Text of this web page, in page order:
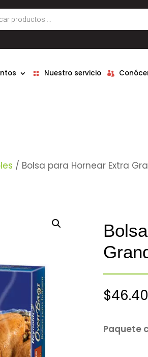
Nuestro servicio
/ Bolsa para Hornear Extra
$46.40
Paquete